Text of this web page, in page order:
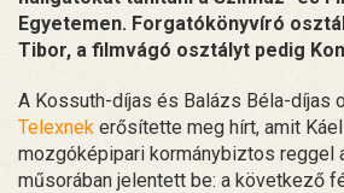
Egyetemen. Forgatókönyvíró
Tibor, a filmvágó osztályt pedig
A Kossuth-díjas és Balázs Béla-díjas
Telexnek erősítette meg hírt, amit
mozgóképipari kormánybiztos reggel
műsorában jelentett be: a következő